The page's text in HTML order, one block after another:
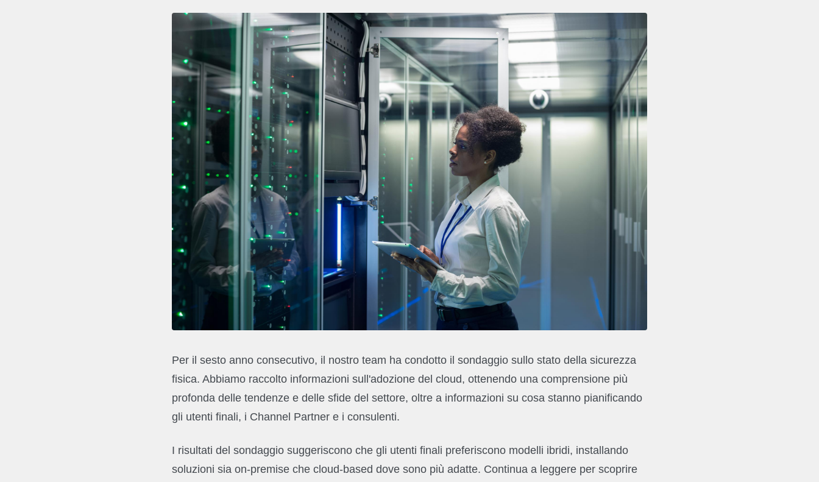
Per il sesto anno consecutivo, il nostro team ha condotto il sondaggio sullo stato della sicurezza
fisica. Abbiamo raccolto informazioni sull'adozione del cloud, ottenendo una comprensione più
profonda delle tendenze e delle sfide del settore, oltre a informazioni su cosa stanno pianificando
gli utenti finali, i Channel Partner e i consulenti.
I risultati del sondaggio suggeriscono che gli utenti finali preferiscono modelli ibridi, installando
soluzioni sia on-premise che cloud-based dove sono più adatte. Continua a leggere per scoprire